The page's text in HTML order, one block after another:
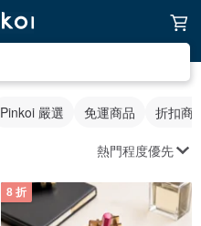
Pinkoi 嚴選 免運商品 折扣商
熱門程度優先
8 折